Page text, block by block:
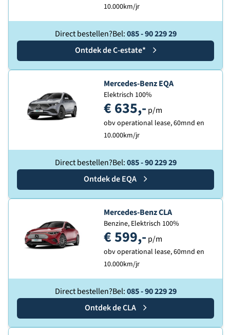
10.000km/jr
Direct bestellen?Bel:085 - 90 229 29
Ontdek deMercedes-Benz
C-estate*
Ontdek de
Mercedes-Benz EQA
Elektrisch 100%
€ 635,- p/m
obv operational lease, 60mnd en
10.000km/jr
Direct bestellen?Bel:085 - 90 229 29
Ontdek deMercedes-Benz
EQA
Ontdek de
Mercedes-Benz CLA
Benzine, Elektrisch 100%
€ 599,- p/m
obv operational lease, 60mnd en
10.000km/jr
Direct bestellen?Bel:085 - 90 229 29
Ontdek deMercedes-Benz
CLA